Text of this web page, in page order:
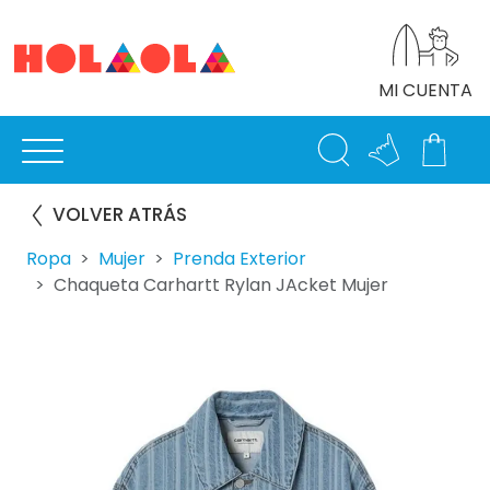
MI CUENTA
VOLVER ATRÁS
Ropa Mujer
Prenda Exterior
Chaqueta Carhartt Rylan JAcket Mujer